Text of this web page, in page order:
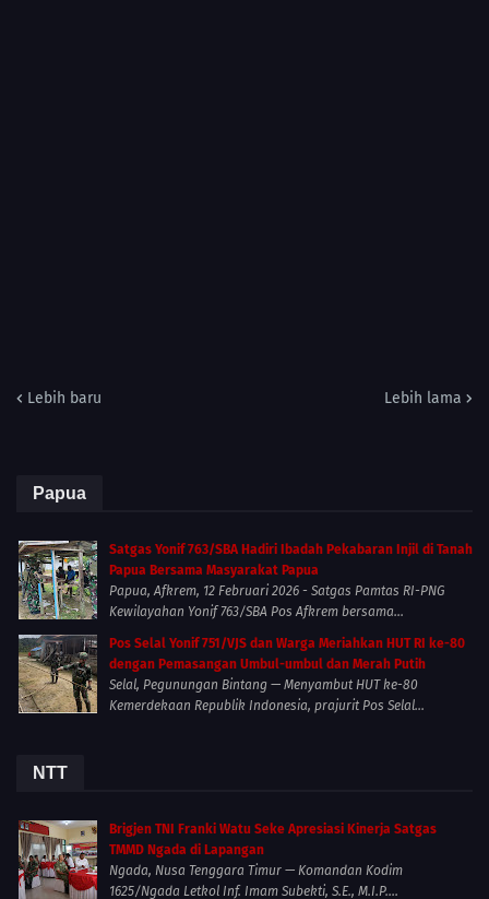
Lebih baru Lebih lama
Papua
Satgas Yonif 763/SBA Hadiri Ibadah Pekabaran Injil di Tanah
Papua Bersama Masyarakat Papua
Papua, Afkrem, 12 Februari 2026 - Satgas Pamtas RI-PNG
Kewilayahan Yonif 763/SBA Pos Afkrem bersama...
Pos Selal Yonif 751/VJS dan Warga Meriahkan HUT RI ke-80
dengan Pemasangan Umbul-umbul dan Merah Putih
Selal, Pegunungan Bintang — Menyambut HUT ke-80
Kemerdekaan Republik Indonesia, prajurit Pos Selal...
NTT
Brigjen TNI Franki Watu Seke Apresiasi Kinerja Satgas
TMMD Ngada di Lapangan
Ngada, Nusa Tenggara Timur — Komandan Kodim
1625/Ngada Letkol Inf. Imam Subekti, S.E., M.I.P....